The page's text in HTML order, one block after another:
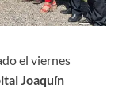
el viernes
Joaquín